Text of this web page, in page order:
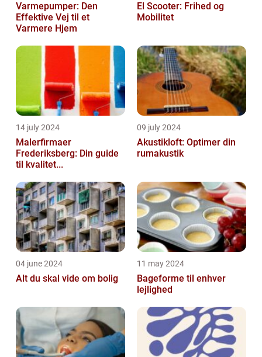
Varmepumper: Den
Effektive Vej til et
Varmere Hjem
El Scooter: Frihed og
Mobilitet
14 july 2024
Malerfirmaer
Frederiksberg: Din guide
til kvalitet...
09 july 2024
Akustikloft: Optimer din
rumakustik
04 june 2024
Alt du skal vide om bolig
11 may 2024
Bageforme til enhver
lejlighed